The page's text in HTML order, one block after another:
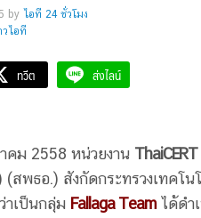
by ไอที 24 ชั่วโมง
วไอที
ทวีต ส่งไลน์
คม 2558 หน่วยงาน ThaiCERT
(สพธอ.) สังกัดกระทรวงเทคโ
าเป็นกลุ่ม Fallaga Teamได้ดำ